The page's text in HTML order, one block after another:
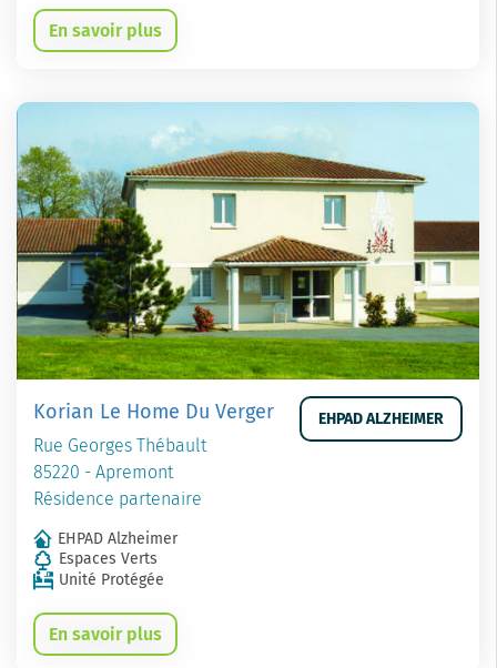
En savoir plus
Korian Le Home Du Verger
Rue Georges Thébault
85220 - Apremont
Résidence partenaire
EHPAD ALZHEIMER
EHPAD Alzheimer
Espaces Verts
Unité Protégée
En savoir plus